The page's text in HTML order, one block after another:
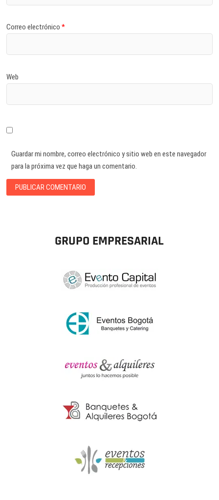
Correo electrónico*
Web
Guardar mi nombre, correo electrónico y sitio web en este navegador
para la próxima vez que haga un comentario.
GRUPO EMPRESARIAL